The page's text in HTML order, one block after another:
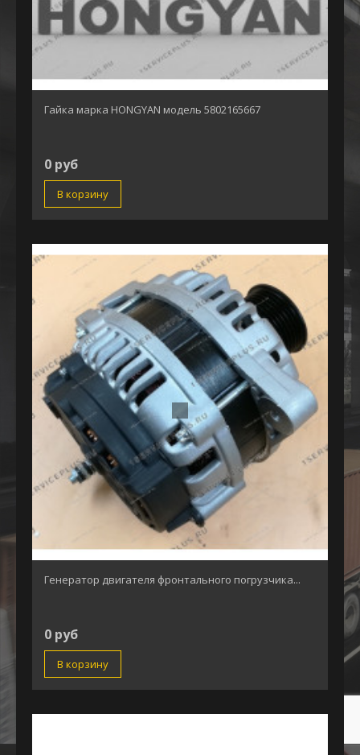
Гайка марка HONGYAN модель 5802165667
0 руб
В корзину
Генератор двигателя фронтального погрузчика...
0 руб
В корзину